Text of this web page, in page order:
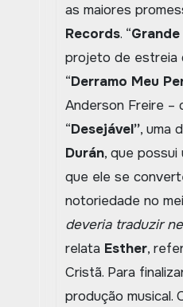
as maiores
Records. “
projeto de estreia
“Derramo Meu
Anderson Freire –
“Desejável”, uma
Durán, que possui
que ele se
notoriedade no
deveria traduzir
relata Esther,
Cristã. Para
produção musical.